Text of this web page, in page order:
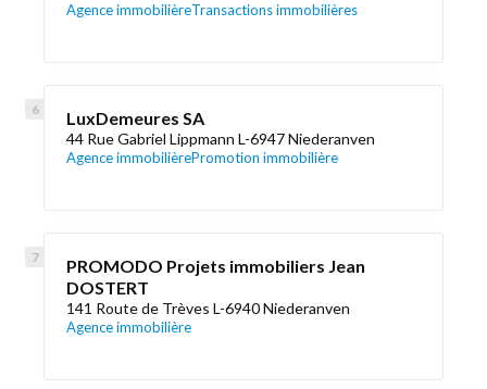
Agence immobilièreTransactions immobilières
LuxDemeures SA
44 Rue Gabriel Lippmann L-6947 Niederanven
Agence immobilièrePromotion immobilière
PROMODO Projets immobiliers Jean
DOSTERT
141 Route de Trèves L-6940 Niederanven
Agence immobilière